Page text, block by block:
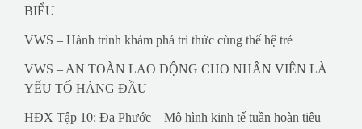
BIỂU
VWS – Hành trình khám phá tri thức cùng thế hệ trẻ
VWS – AN TOÀN LAO ĐỘNG CHO NHÂN VIÊN LÀ
YẾU TỐ HÀNG ĐẦU
HĐX Tập 10: Đa Phước – Mô hình kinh tế tuần hoàn tiêu